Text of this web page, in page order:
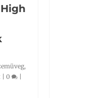
,
|0 |